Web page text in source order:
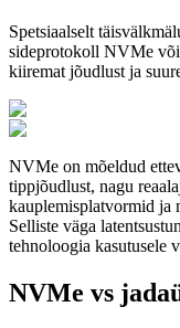
Spetsiaalselt
sideprotokoll NVMe
kiiremat jõudlust ja
NVMe on mõeldud
tippjõudlust, nagu
kauplemisplatvormid ja
Selliste väga
tehnoloogia kasutusele
NVMe vs